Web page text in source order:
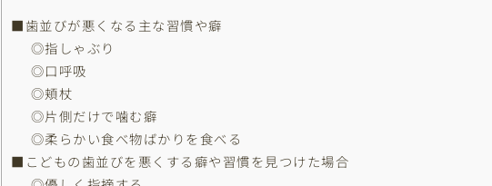
■歯並びが悪くなる主な習慣や癖
◎指しゃぶり
◎口呼吸
◎頬杖
◎片側だけで噛む癖
◎柔らかい食べ物ばかりを食べる
■こどもの歯並びを悪くする癖や習慣を見つけた場合